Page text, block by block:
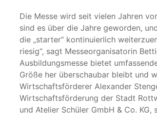
Die Messe wird seit vielen Jahren
sind es über die Jahre geworden,
die „starter“ kontinuierlich
riesig“, sagt Messeorganisatorin
Ausbildungsmesse bietet
Größe her überschaubar bleibt und
Wirtschaftsförderer Alexander
Wirtschaftsförderung der Stadt
und Atelier Schüler GmbH & Co.